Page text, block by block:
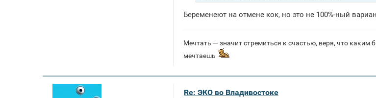
Беременеют на отмене кок, но это не 100%-ный
Мечтать — значит стремиться к счастью, веря, что
мечтаешь
Re: ЭКО во Владивостоке